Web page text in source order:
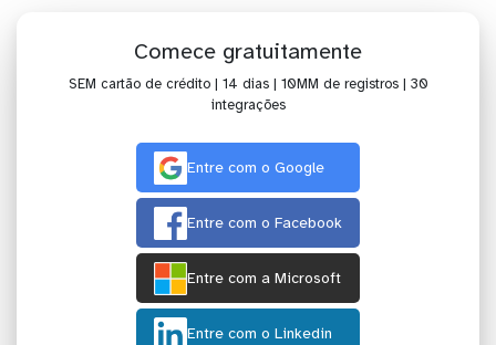
Comece gratuitamente
SEM cartão de crédito | 14 dias | 10MM de registros | 30
integrações
Entre com o Google
Entre com o Facebook
Entre com a Microsoft
Entre com o Linkedin